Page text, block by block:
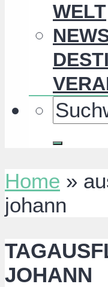
WELT
Home »
johann
JOHANN